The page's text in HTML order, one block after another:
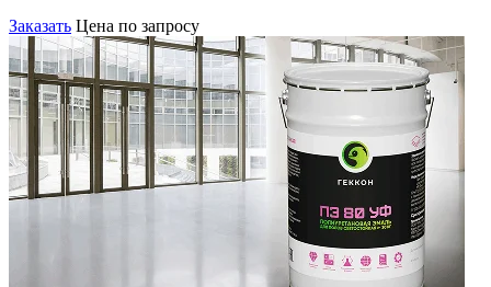
Заказать Цена по запросу